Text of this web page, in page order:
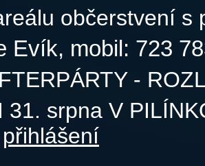
občerstvení s
Evík, mobil: 723
-
31. srpna V
přihlášení